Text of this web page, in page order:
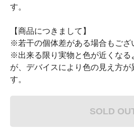
す。
【商品につきまして】
※若干の個体差がある場合もござ
※出来る限り実物と色が近くなる
が、デバイスにより色の見え方が
す。
SOLD